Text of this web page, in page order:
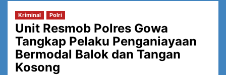
Kriminal Polri
Unit Resmob Polres Gowa
Tangkap Pelaku Penganiayaan
Bermodal Balok dan Tangan
Kosong